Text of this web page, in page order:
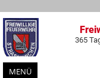
365
MENÜ